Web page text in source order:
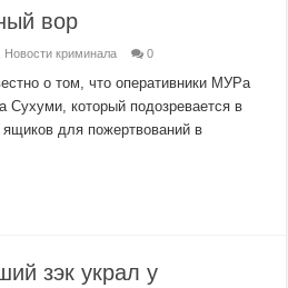
вор
Новости криминала 0
о том, что оперативники МУРа
Сухуми, который подозревается в
для пожертвований в
зэк украл у